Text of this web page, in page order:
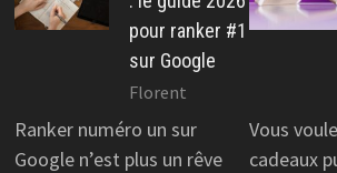
pour ranker #1
sur Google
Florent
Ranker numéro un sur
Google n’est plus un rêve
Vous
cadeaux